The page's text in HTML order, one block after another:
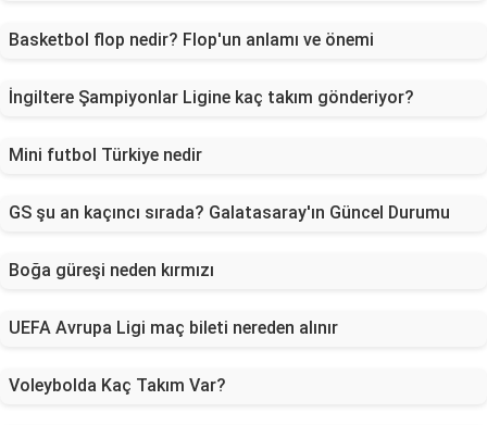
Basketbol flop nedir? Flop'un anlamı ve önemi
İngiltere Şampiyonlar Ligine kaç takım gönderiyor?
Mini futbol Türkiye nedir
GS şu an kaçıncı sırada? Galatasaray'ın Güncel Durumu
Boğa güreşi neden kırmızı
UEFA Avrupa Ligi maç bileti nereden alınır
Voleybolda Kaç Takım Var?